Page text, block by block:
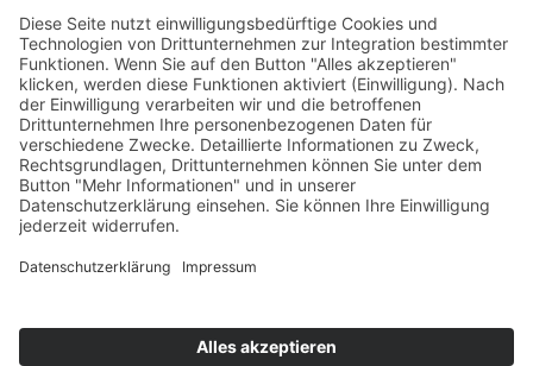
Shop
Mein Konto
Warenkorb
Kasse
Vertrag widerrufen
REGGIRAINBOW® Schmuck + Accessoires © 2026. Alle Rechte